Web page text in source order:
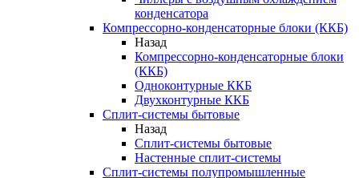
конденсатора
Компрессорно-конденсаторные блоки (ККБ)
Назад
Компрессорно-конденсаторные блоки
(ККБ)
Одноконтурные ККБ
Двухконтурные ККБ
Сплит-системы бытовые
Назад
Сплит-системы бытовые
Настенные сплит-системы
Сплит-системы полупромышленные